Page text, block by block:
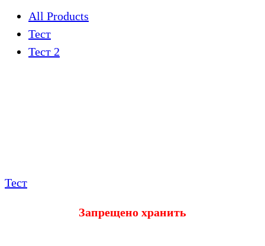
All Products
Тест
Тест 2
Тест
Запрещено хранить